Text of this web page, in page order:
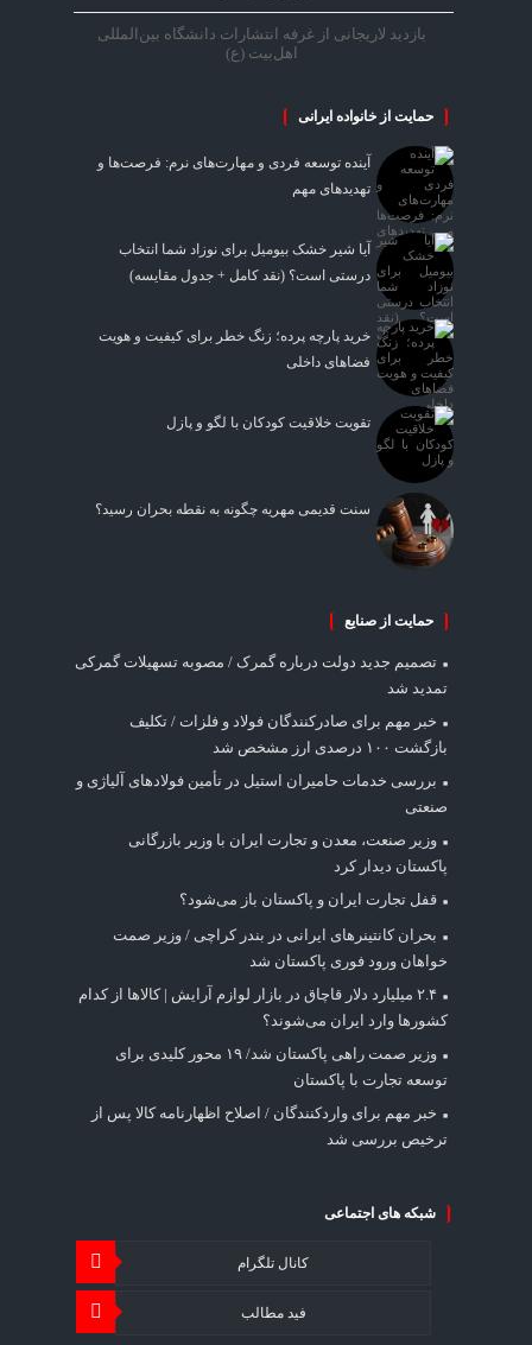
بازدید لاریجانی از غرفه انتشارات دانشگاه بین‌المللی
اهل‌بیت (ع)
حمایت از خانواده ایرانی
آینده توسعه فردی و مهارت‌های نرم: فرصت‌ها و
تهدیدهای مهم
آیا شیر خشک بیومیل برای نوزاد شما انتخاب
درستی است؟ (نقد کامل + جدول مقایسه)
خرید پارچه پرده؛ زنگ خطر برای کیفیت و هویت
فضاهای داخلی
تقویت خلاقیت کودکان با لگو و پازل
سنت قدیمی مهریه چگونه به نقطه بحران رسید؟
حمایت از صنایع
تصمیم جدید دولت درباره گمرک / مصوبه تسهیلات گمرکی
تمدید شد
خبر مهم برای صادرکنندگان فولاد و فلزات / تکلیف
بازگشت ۱۰۰ درصدی ارز مشخص شد
بررسی خدمات حامیران استیل در تأمین فولادهای آلیاژی و
صنعتی
وزیر صنعت، معدن و تجارت ایران با وزیر بازرگانی
پاکستان دیدار کرد
قفل تجارت ایران و پاکستان باز می‌شود؟
بحران کانتینر‌های ایرانی در بندر کراچی / وزیر صمت
خواهان ورود فوری پاکستان شد
۲.۴ میلیارد دلار قاچاق در بازار لوازم آرایش | کالاها از کدام
کشورها وارد ایران می‌شوند؟
وزیر صمت راهی پاکستان شد/ ۱۹ محور کلیدی برای
توسعه تجارت با پاکستان
خبر مهم برای واردکنندگان / اصلاح اظهارنامه کالا پس از
ترخیص بررسی شد
شبکه های اجتماعی
کانال تلگرام
فید مطالب